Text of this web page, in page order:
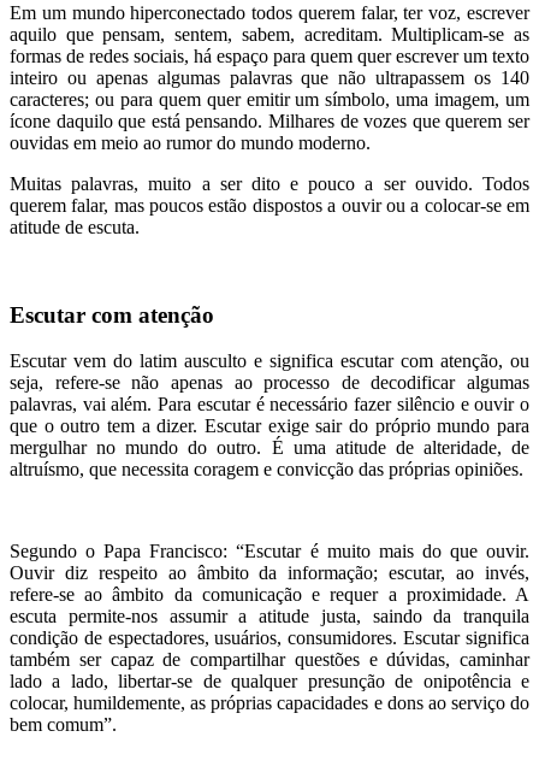
Em um mundo hiperconectado todos querem falar, ter voz, escrever
aquilo que pensam, sentem, sabem, acreditam. Multiplicam-se as
formas de redes sociais, há espaço para quem quer escrever um texto
inteiro ou apenas algumas palavras que não ultrapassem os 140
caracteres; ou para quem quer emitir um símbolo, uma imagem, um
ícone daquilo que está pensando. Milhares de vozes que querem ser
ouvidas em meio ao rumor do mundo moderno.
Muitas palavras, muito a ser dito e pouco a ser ouvido. Todos
querem falar, mas poucos estão dispostos a ouvir ou a colocar-se em
atitude de escuta.
Escutar com atenção
Escutar vem do latim ausculto e significa escutar com atenção, ou
seja, refere-se não apenas ao processo de decodificar algumas
palavras, vai além. Para escutar é necessário fazer silêncio e ouvir o
que o outro tem a dizer. Escutar exige sair do próprio mundo para
mergulhar no mundo do outro. É uma atitude de alteridade, de
altruísmo, que necessita coragem e convicção das próprias opiniões.
Segundo o Papa Francisco: “Escutar é muito mais do que ouvir.
Ouvir diz respeito ao âmbito da informação; escutar, ao invés,
refere-se ao âmbito da comunicação e requer a proximidade. A
escuta permite-nos assumir a atitude justa, saindo da tranquila
condição de espectadores, usuários, consumidores. Escutar significa
também ser capaz de compartilhar questões e dúvidas, caminhar
lado a lado, libertar-se de qualquer presunção de onipotência e
colocar, humildemente, as próprias capacidades e dons ao serviço do
bem comum”.